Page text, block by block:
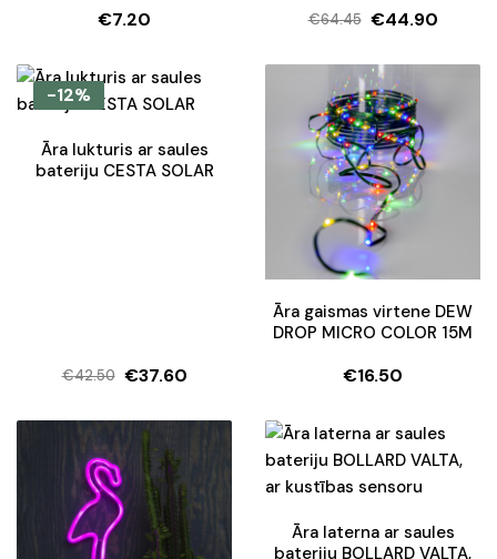
€7.20 €64.45
Original
price
was:
€64.45.
€44.90
Current
price
is:
€44.90.
-12%
Āra lukturis ar saules
bateriju CESTA SOLAR
€42.50
Original
price
was:
€42.50.
€37.60
Current
price
is:
€37.60.
Āra gaismas virtene DEW
DROP MICRO COLOR 15M
€16.50
Āra laterna ar saules
bateriju BOLLARD VALTA,